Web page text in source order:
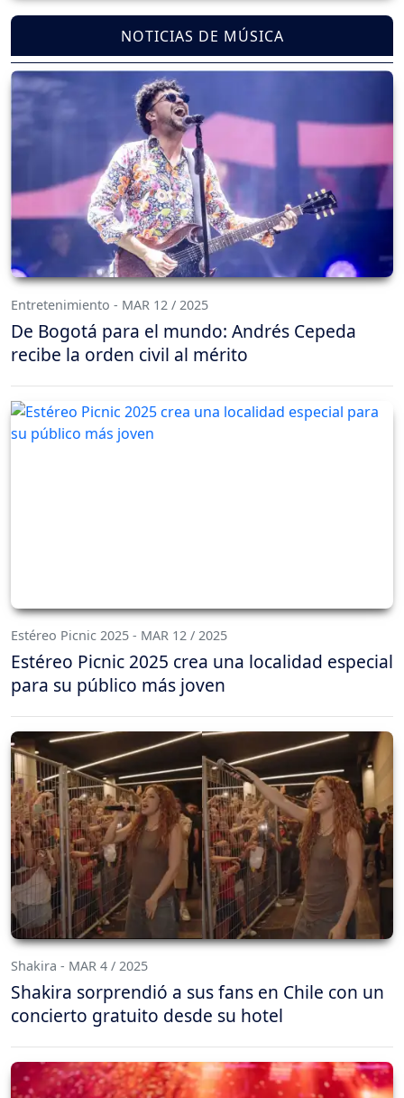
NOTICIAS DE MÚSICA
Entretenimiento - MAR 12 / 2025
De Bogotá para el mundo: Andrés Cepeda
recibe la orden civil al mérito
Estéreo Picnic 2025 - MAR 12 / 2025
Estéreo Picnic 2025 crea una localidad especial
para su público más joven
Shakira - MAR 4 / 2025
Shakira sorprendió a sus fans en Chile con un
concierto gratuito desde su hotel